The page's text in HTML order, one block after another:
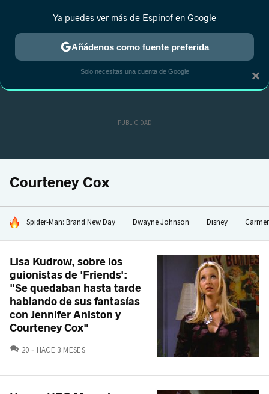
ESTRENOS REALITY ANIME RANKINGS CINE
Courteney Cox
HOY SE HABLA DE
Spider-Man: Brand New Day Dwayne Johnson Disney
Lisa Kudrow, sobre los
guionistas de 'Friends':
"Se quedaban hasta tarde
hablando de sus fantasías
con Jennifer Aniston y
Courteney Cox"
20 COMENTARIOS
HACE 3 MESES
×
Ya puedes ver más de Espinof en Google
Añádenos como fuente preferida
Solo necesitas una cuenta de Google